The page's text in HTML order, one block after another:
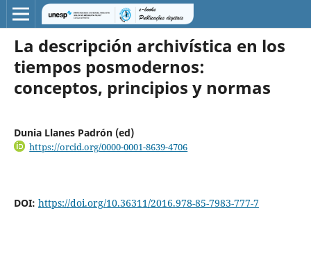
La descripción archivística en los
tiempos posmodernos:
conceptos, principios y normas
Dunia Llanes Padrón (ed)
https://orcid.org/0000-0001-8639-4706
DOI: https://doi.org/10.36311/2016.978-85-7983-777-7